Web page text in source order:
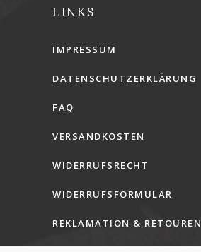
LINKS
IMPRESSUM
DATENSCHUTZERKLÄRUNG
FAQ
VERSANDKOSTEN
WIDERRUFSRECHT
WIDERRUFSFORMULAR
REKLAMATION & RETOUREN